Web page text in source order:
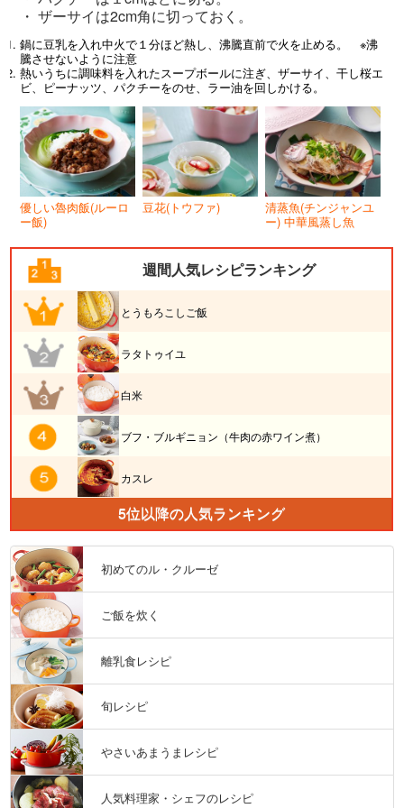
・ ザーサイは2cm角に切っておく。
鍋に豆乳を入れ中火で１分ほど熱し、沸騰直前で火を止める。 ※沸
騰させないように注意
熱いうちに調味料を入れたスープボールに注ぎ、ザーサイ、干し桜エ
ビ、ピーナッツ、パクチーをのせ、ラー油を回しかける。
優しい魯肉飯(ルーロ
ー飯)
豆花(トウファ)
清蒸魚(チンジャンユ
ー) 中華風蒸し魚
週間人気レシピランキング
とうもろこしご飯
ラタトゥイユ
白米
ブフ・ブルギニョン（牛肉の赤ワイン煮）
カスレ
5位以降の人気ランキング
初めてのル・クルーゼ
ご飯を炊く
離乳食レシピ
旬レシピ
やさいあまうまレシピ
人気料理家・シェフのレシピ